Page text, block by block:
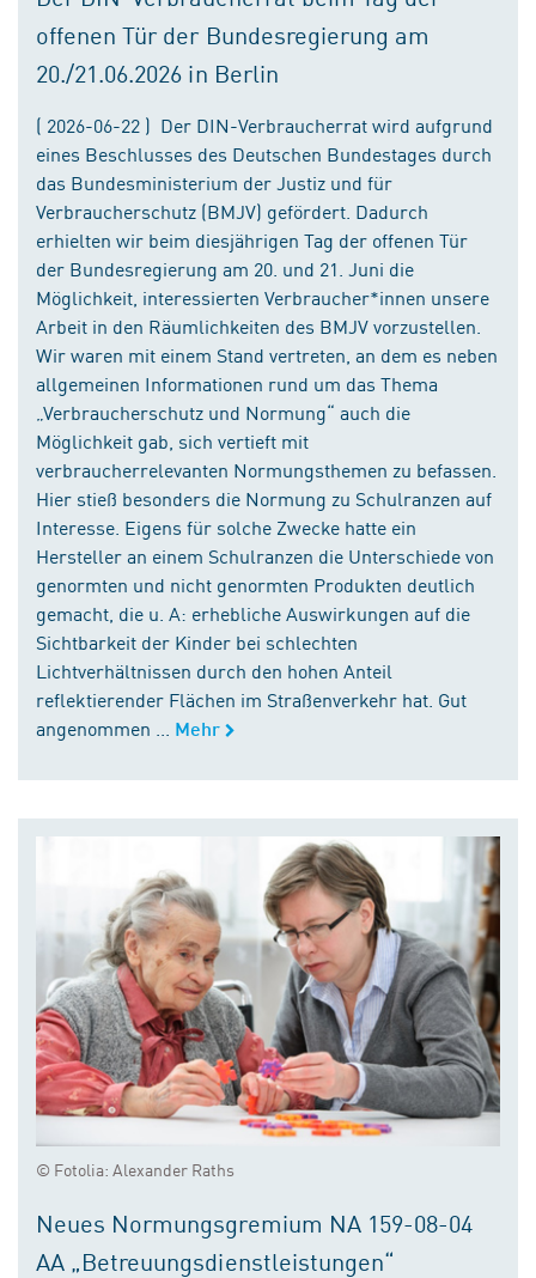
offenen Tür der Bundesregierung am
20./21.06.2026 in Berlin
( 2026-06-22 ) Der DIN-Verbraucherrat wird aufgrund
eines Beschlusses des Deutschen Bundestages durch
das Bundesministerium der Justiz und für
Verbraucherschutz (BMJV) gefördert. Dadurch
erhielten wir beim diesjährigen Tag der offenen Tür
der Bundesregierung am 20. und 21. Juni die
Möglichkeit, interessierten Verbraucher*innen unsere
Arbeit in den Räumlichkeiten des BMJV vorzustellen.
Wir waren mit einem Stand vertreten, an dem es neben
allgemeinen Informationen rund um das Thema
„Verbraucherschutz und Normung“ auch die
Möglichkeit gab, sich vertieft mit
verbraucherrelevanten Normungsthemen zu befassen.
Hier stieß besonders die Normung zu Schulranzen auf
Interesse. Eigens für solche Zwecke hatte ein
Hersteller an einem Schulranzen die Unterschiede von
genormten und nicht genormten Produkten deutlich
gemacht, die u. A: erhebliche Auswirkungen auf die
Sichtbarkeit der Kinder bei schlechten
Lichtverhältnissen durch den hohen Anteil
reflektierender Flächen im Straßenverkehr hat. Gut
angenommen ...
Mehr
© Fotolia: Alexander Raths
Neues Normungsgremium NA 159-08-04
AA „Betreuungsdienstleistungen“